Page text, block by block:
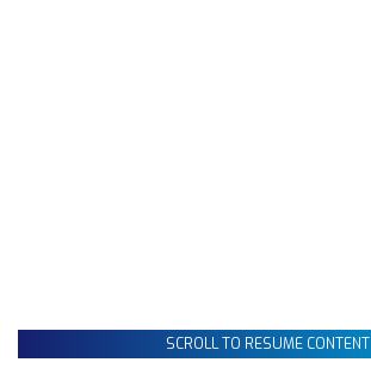
SCROLL TO RESUME CONTENT